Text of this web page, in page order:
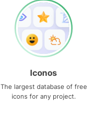
Iconos
The largest database of free
icons for any project.